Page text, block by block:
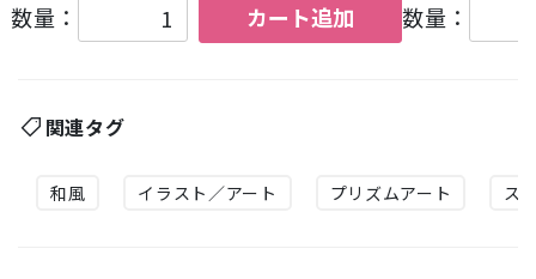
数量： カート追加 数量：
関連タグ
和風 イラスト／アート プリズムアート ス